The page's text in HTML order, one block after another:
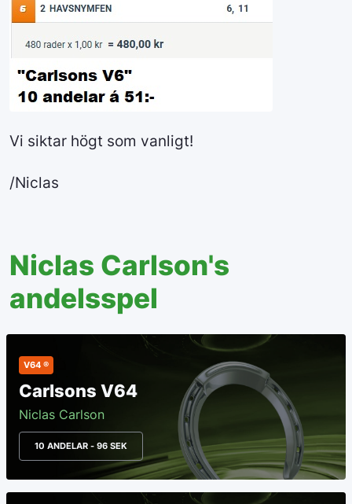
Vi siktar högt som vanligt!
/Niclas
Niclas Carlson's
andelsspel
V64 ®
Carlsons V64
Niclas Carlson
10 ANDELAR - 96 SEK